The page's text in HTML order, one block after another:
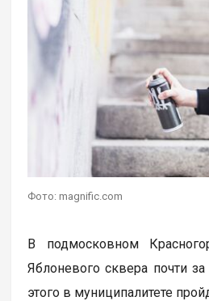
Фото: magnific.com
В подмосковном
Яблоневого сквера почти
этого в муниципалитете